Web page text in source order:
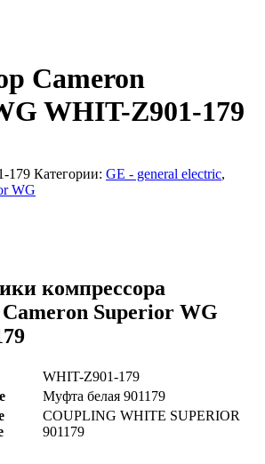
Cameron
WHIT-Z901-179
179 Категории: GE - general electric,
WG
компрессора
Superior WG
WHIT-Z901-179
Муфта белая 901179
COUPLING WHITE SUPERIOR
901179